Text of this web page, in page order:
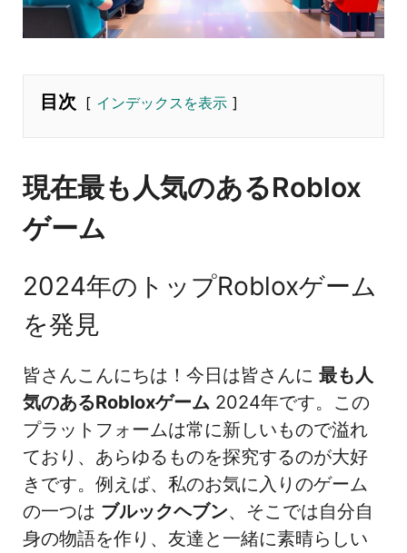
目次 インデックスを表示
現在最も人気のあるRoblox
ゲーム
2024年のトップRobloxゲーム
を発見
皆さんこんにちは！今日は皆さんに 最も人
気のあるRobloxゲーム 2024年です。この
プラットフォームは常に新しいもので溢れ
ており、あらゆるものを探究するのが大好
きです。例えば、私のお気に入りのゲーム
の一つは ブルックヘブン、そこでは自分自
身の物語を作り、友達と一緒に素晴らしい